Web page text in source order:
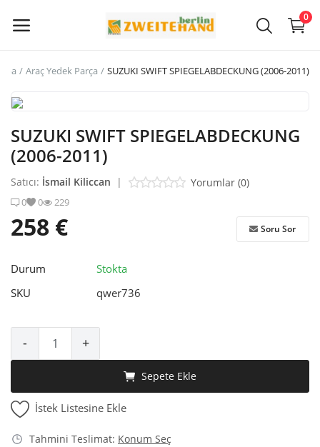
0
Ana Menü
Kategoriler
Ana Sayfa
Contact
Giriş Yap
Türkçe EUR (€)
Araç Yedek Parça SUZUKI SWIFT SPIEGELABDECKUNG (2006-2011)
SUZUKI SWIFT SPIEGELABDECKUNG
(2006-2011)
Satıcı: İsmail Kiliccan | Yorumlar (0)
0 0 229
258 € Soru Sor
Durum
Stokta
SKU
qwer736
- +
Sepete Ekle
İstek Listesine Ekle
Tahmini Teslimat: Konum Seç